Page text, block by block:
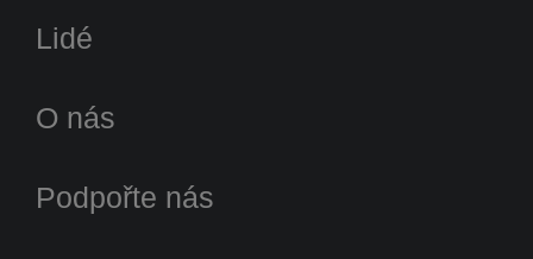
Lidé
O nás
Podpořte nás